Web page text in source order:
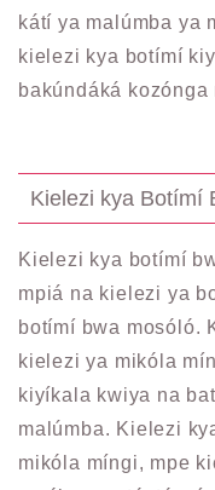
kátí ya malúmba ya
kielezi kya botímí
bakúndáká kozónga
Kielezi kya Botímí
Kielezi kya botímí
mpiá na kielezi ya
botímí bwa mosóló.
kielezi ya mikóla
kiyíkala kwiya na
malúmba. Kielezi
mikóla míngi, mpe